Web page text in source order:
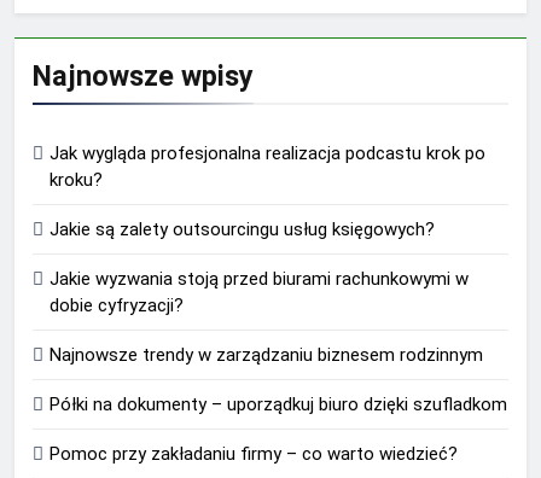
Najnowsze wpisy
Jak wygląda profesjonalna realizacja podcastu krok po
kroku?
Jakie są zalety outsourcingu usług księgowych?
Jakie wyzwania stoją przed biurami rachunkowymi w
dobie cyfryzacji?
Najnowsze trendy w zarządzaniu biznesem rodzinnym
Półki na dokumenty – uporządkuj biuro dzięki szufladkom
Pomoc przy zakładaniu firmy – co warto wiedzieć?